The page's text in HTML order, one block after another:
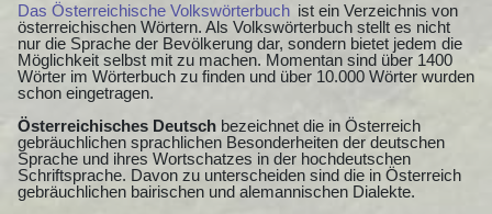
Das Österreichische Volkswörterbuch ist ein Verzeichnis von
österreichischen Wörtern. Als Volkswörterbuch stellt es nicht
nur die Sprache der Bevölkerung dar, sondern bietet jedem die
Möglichkeit selbst mit zu machen. Momentan sind über 1400
Wörter im Wörterbuch zu finden und über 10.000 Wörter wurden
schon eingetragen.
Österreichisches Deutsch bezeichnet die in Österreich
gebräuchlichen sprachlichen Besonderheiten der deutschen
Sprache und ihres Wortschatzes in der hochdeutschen
Schriftsprache. Davon zu unterscheiden sind die in Österreich
gebräuchlichen bairischen und alemannischen Dialekte.